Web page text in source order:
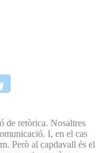
de retòrica. Nosaltres
I, en el cas
Però al capdavall és el